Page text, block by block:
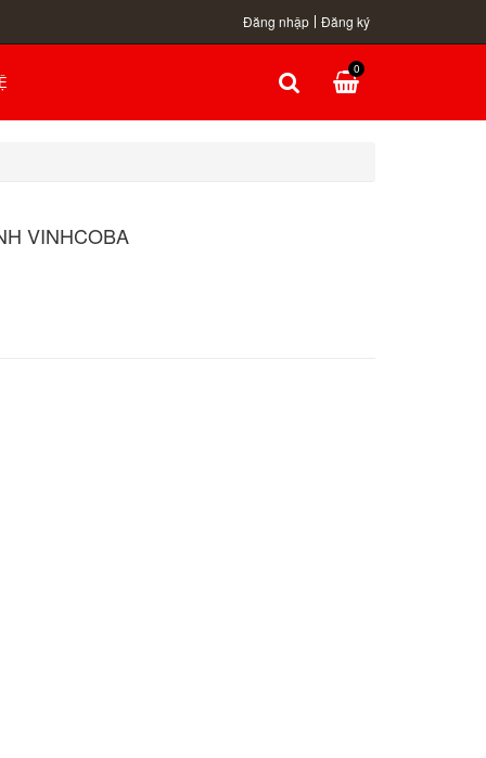
Đăng nhập Đăng ký
0
VINHCOBA